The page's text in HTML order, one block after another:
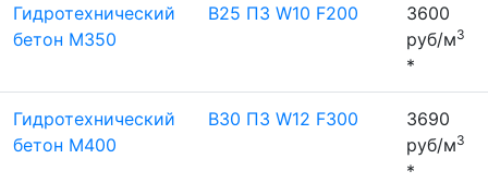
Гидротехнический
бетон М350
B25 П3 W10 F200
3600
руб/м3
*
Гидротехнический
бетон М400
B30 П3 W12 F300
3690
руб/м3
*